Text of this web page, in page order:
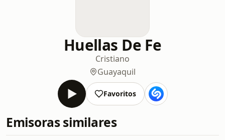
Huellas De Fe
Cristiano
Guayaquil
Favoritos
Emisoras similares